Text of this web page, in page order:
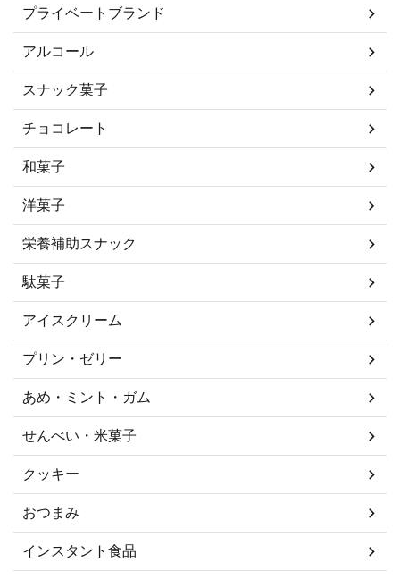
プライベートブランド
アルコール
スナック菓子
チョコレート
和菓子
洋菓子
栄養補助スナック
駄菓子
アイスクリーム
プリン・ゼリー
あめ・ミント・ガム
せんべい・米菓子
クッキー
おつまみ
インスタント食品